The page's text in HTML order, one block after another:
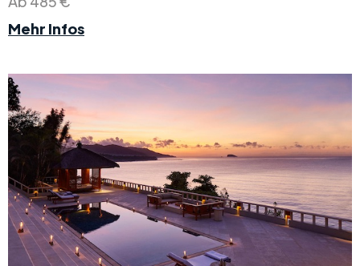
Mehr Infos